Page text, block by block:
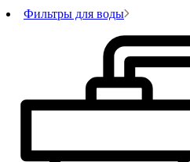
Фильтры для воды